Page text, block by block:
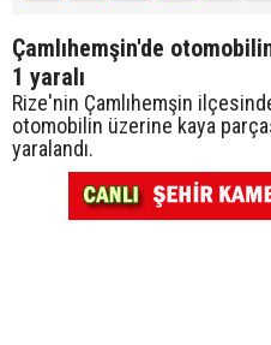
Çamlıhemşin'de
1 yaralı
Rize'nin Çamlıhemşin
otomobilin üzerine kaya
yaralandı.